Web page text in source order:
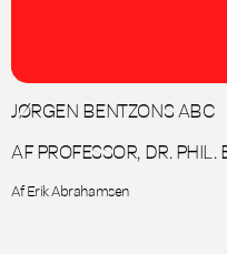
JØRGEN BENTZONS ABC
AF PROFESSOR, DR.
Af Erik Abrahamsen